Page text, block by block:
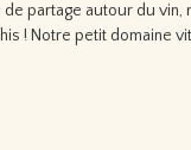
partage autour du vin,
! Notre petit domaine